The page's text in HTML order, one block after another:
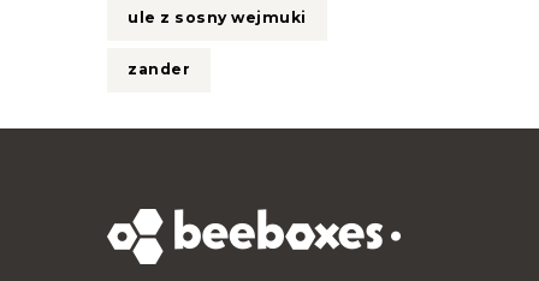
ule z sosny wejmuki
zander